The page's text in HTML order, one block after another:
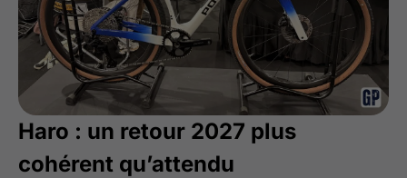
Haro : un retour 2027 plus
cohérent qu’attendu